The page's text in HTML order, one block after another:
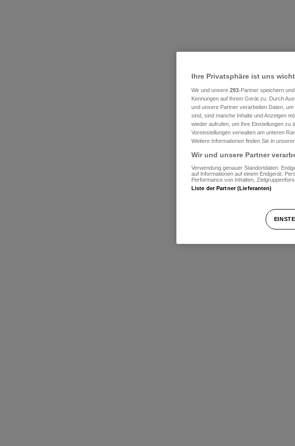
Ihre Privatsphäre ist uns
Wir und unsere 293-Partner speichern
Kennungen auf Ihrem Gerät zu. Durch
und unsere Partner verarbeiten Daten,
sind, sind manche Inhalte und Anzeigen
wieder aufrufen, um Ihre Einstellungen zu
Voreinstellungen verwalten am unteren
Weitere Informationen finden Sie in
Wir und unsere Partner
Verwendung genauer Standortdaten.
auf Informationen auf einem Endgerät.
Performance von Inhalten,
Liste der Partner (Lieferanten)